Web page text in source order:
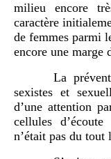
milieu encore
caractère
de femmes parmi
encore une marge
La
sexistes et
d’une attention
cellules
n’était pas du tout